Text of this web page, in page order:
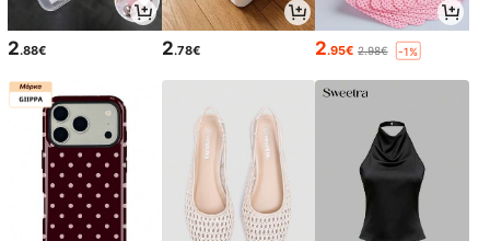
2.88€ 2.78€ 2.95€ 2.98€ -1%